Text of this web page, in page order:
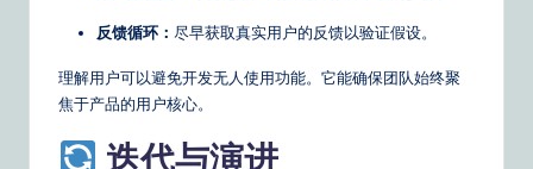
反馈循环： 尽早获取真实用户的反馈以验证假设。
理解用户可以避免开发无人使用功能。它能确保团队始终聚
焦于产品的用户核心。
迭代与演进